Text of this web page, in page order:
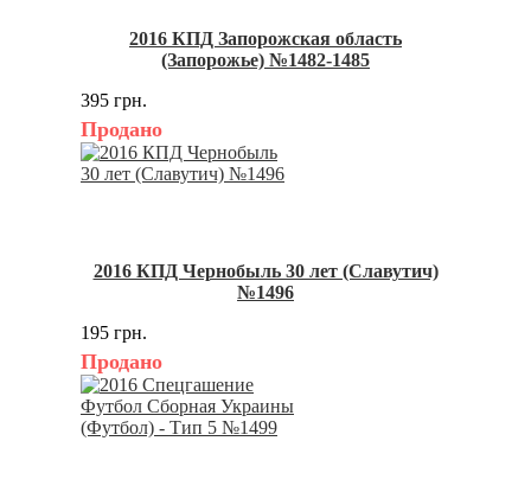
2016 КПД Запорожская область
(Запорожье) №1482-1485
395 грн.
Продано
2016 КПД Чернобыль 30 лет (Славутич)
№1496
195 грн.
Продано